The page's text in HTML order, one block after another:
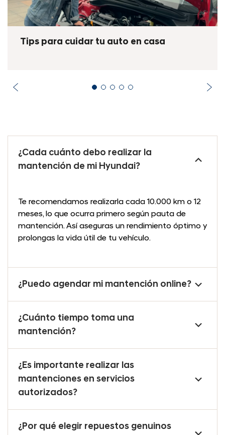
Tips para cuidar tu auto en casa
¿Cada cuánto debo realizar la
mantención de mi Hyundai?
Te recomendamos realizarla cada 10.000 km o 12
meses, lo que ocurra primero según pauta de
mantención. Así aseguras un rendimiento óptimo y
prolongas la vida útil de tu vehículo.
¿Puedo agendar mi mantención online?
¿Cuánto tiempo toma una
mantención?
¿Es importante realizar las
mantenciones en servicios
autorizados?
¿Por qué elegir repuestos genuinos